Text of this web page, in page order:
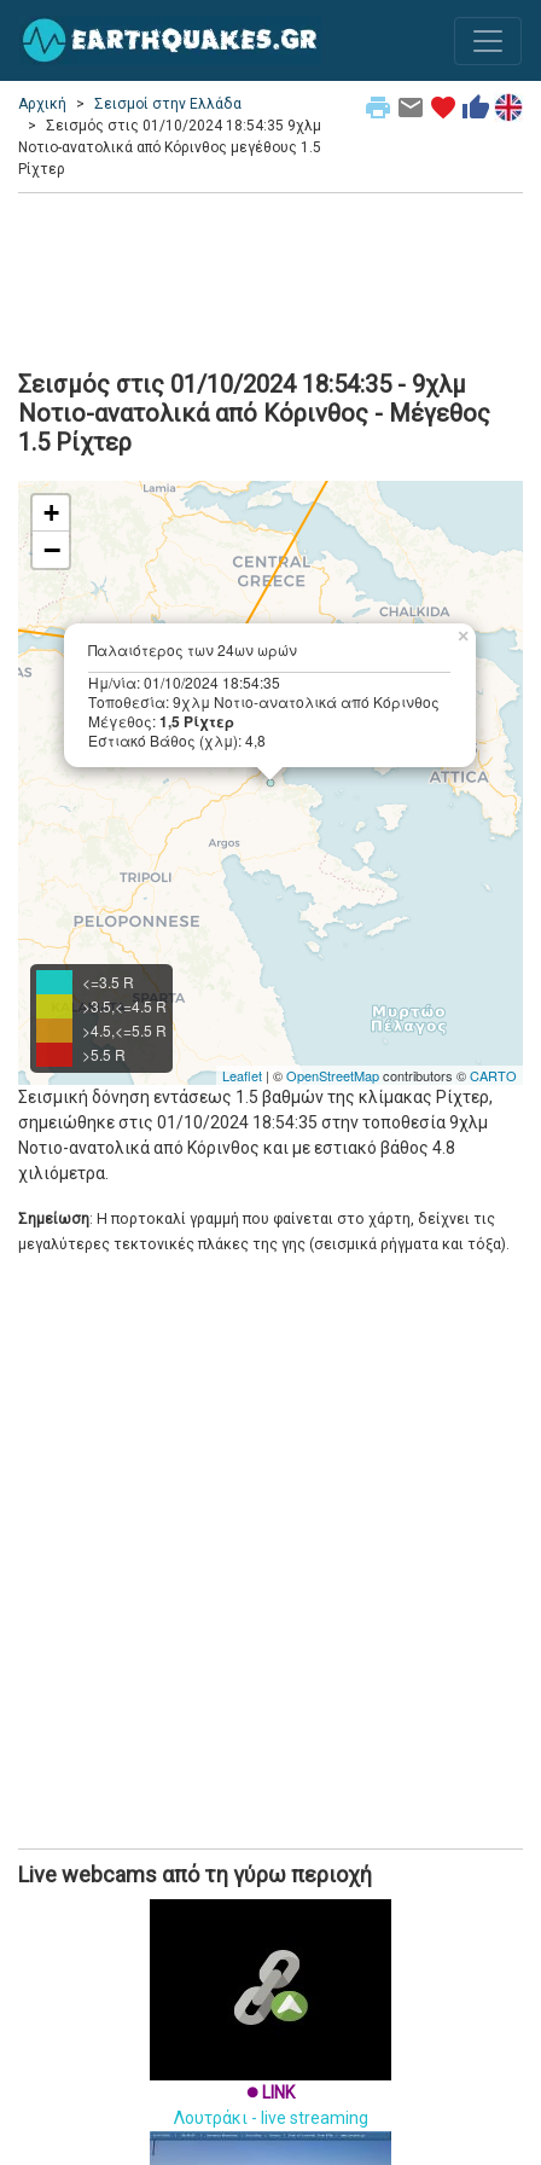
print email favorite thumb_up
Αρχική
Σεισμοί στην Ελλάδα
Σεισμός στις 01/10/2024 18:54:35 9χλμ
Νοτιο-ανατολικά από Κόρινθος μεγέθους 1.5
Ρίχτερ
Σεισμός στις 01/10/2024 18:54:35 - 9χλμ
Νοτιο-ανατολικά από Κόρινθος - Μέγεθος
1.5 Ρίχτερ
Παλαιότερος των 24ων ωρών
Ημ/νία: 01/10/2024 18:54:35
Τοποθεσία: 9χλμ Νοτιο-ανατολικά από Κόρινθος
Μέγεθος:1,5 Ρίχτερ
Εστιακό Βάθος (χλμ): 4,8
×
+
−
<=3.5 R
>3.5,<=4.5 R
>4.5,<=5.5 R
>5.5 R
Leaflet | ©OpenStreetMapcontributors ©CARTO
Σεισμική δόνηση εντάσεως 1.5 βαθμών της κλίμακας Ρίχτερ,
σημειώθηκε στις 01/10/2024 18:54:35 στην τοποθεσία 9χλμ
Νοτιο-ανατολικά από Κόρινθος και με εστιακό βάθος 4.8
χιλιόμετρα.
Σημείωση: Η πορτοκαλί γραμμή που φαίνεται στο χάρτη, δείχνει τις
μεγαλύτερες τεκτονικές πλάκες της γης (σεισμικά ρήγματα και τόξα).
Live webcams από τη γύρω περιοχή
brightness_1 LINK
Λουτράκι - live streaming